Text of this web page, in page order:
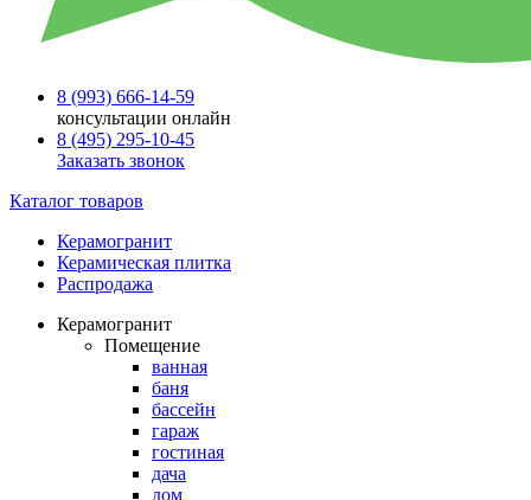
8 (993) 666-14-59
консультации онлайн
8 (495) 295-10-45
Заказать звонок
Каталог товаров
Керамогранит
Керамическая плитка
Распродажа
Керамогранит
Помещение
ванная
баня
бассейн
гараж
гостиная
дача
дом